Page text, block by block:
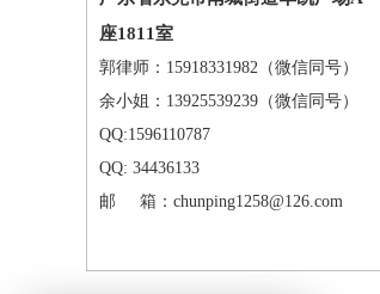
座1811室
郭律师：15918331982（微信同号）
余小姐：13925539239（微信同号）
QQ:1596110787
QQ: 34436133
邮 箱：chunping1258@126.com